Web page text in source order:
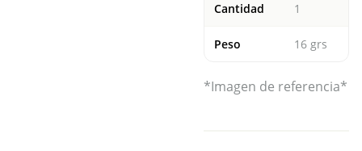
Cantidad 1
Peso 16 grs
*Imagen de referencia*